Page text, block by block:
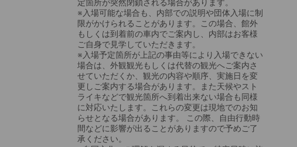
定箇所が突然閉鎖される場合があります。
※入場可能な場合も、内部での説明や団体入場に制
限がかけられることがあります。この場合、館外
もしくは到着前の車内でご案内し、内部はお客様
ご自身で見学していただきます。
※入場予定箇所が上記の事由等により入場できない
場合は、外観観光もしくは代替の観光へご案内さ
せていただくか、観光の内容や順序、実施日を変
更しご案内する場合があります。また天候やスト
ライキなどで観光箇所へ到着出来ない場合も同様
に対応いたします。これらの変更は現地でのお知
らせとなる場合があります。 この際、自由行動時
間などに影響が出ることがありますので予めご了
承ください。